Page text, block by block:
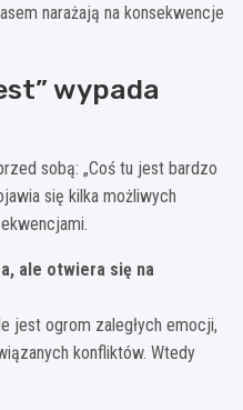
narażają na konsekwencje
wypada
sobą: „Coś tu jest bardzo
się kilka możliwych
ale otwiera się na
jest ogrom zaległych emocji,
konfliktów. Wtedy